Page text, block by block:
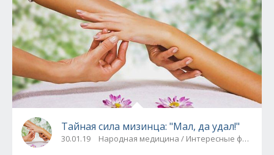
Тайная сила мизинца: "Мал, да удал!"
30.01.19 Народная медицина / Интересные факты